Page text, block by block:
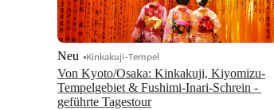
Von Kyoto/Osaka: Kinkakuji, Kiyomizu-
Tempelgebiet & Fushimi-Inari-Schrein -
geführte Tagestour
Neu Kinkakuji-Tempel